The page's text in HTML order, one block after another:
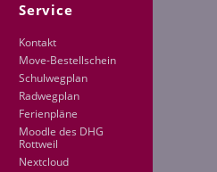
Service
Kontakt
Move-Bestellschein
Schulwegplan
Radwegplan
Ferienpläne
Moodle des DHG
Rottweil
Nextcloud